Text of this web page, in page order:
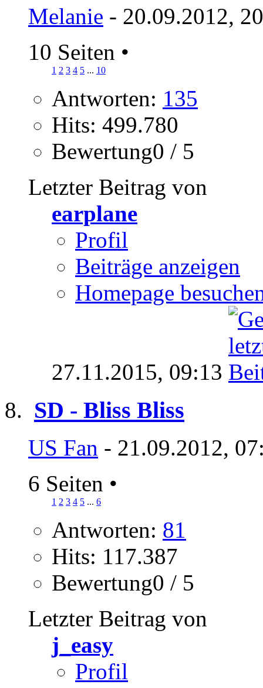
Melanie - 20.09.2012,
10 Seiten •
1 2 3 4 5 ... 10
Antworten: 135
Hits: 499.780
Bewertung0 / 5
Letzter Beitrag von
earplane
Profil
Beiträge anzeigen
Homepage
27.11.2015, 09:13
SD - Bliss Bliss
US Fan - 21.09.2012,
6 Seiten •
1 2 3 4 5 ... 6
Antworten: 81
Hits: 117.387
Bewertung0 / 5
Letzter Beitrag von
j_easy
Profil